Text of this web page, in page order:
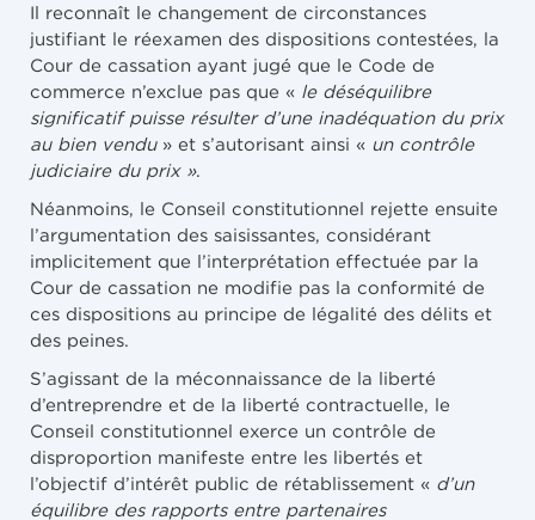
Il reconnaît le changement de circonstances
justifiant le réexamen des dispositions contestées, la
Cour de cassation ayant jugé que le Code de
commerce n’exclue pas que « le déséquilibre
significatif puisse résulter d’une inadéquation du prix
au bien vendu» et s’autorisant ainsi « un contrôle
judiciaire du prix ».
Néanmoins, le Conseil constitutionnel rejette ensuite
l’argumentation des saisissantes, considérant
implicitement que l’interprétation effectuée par la
Cour de cassation ne modifie pas la conformité de
ces dispositions au principe de légalité des délits et
des peines.
S’agissant de la méconnaissance de la liberté
d’entreprendre et de la liberté contractuelle, le
Conseil constitutionnel exerce un contrôle de
disproportion manifeste entre les libertés et
l’objectif d’intérêt public de rétablissement « d’un
équilibre des rapports entre partenaires